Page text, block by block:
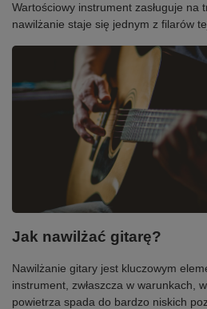
Wartościowy instrument zasługuje na
nawilżanie staje się jednym z filarów
Jak nawilżać gitarę?
Nawilżanie gitary jest kluczowym
instrument, zwłaszcza w warunkach,
powietrza spada do bardzo niskich